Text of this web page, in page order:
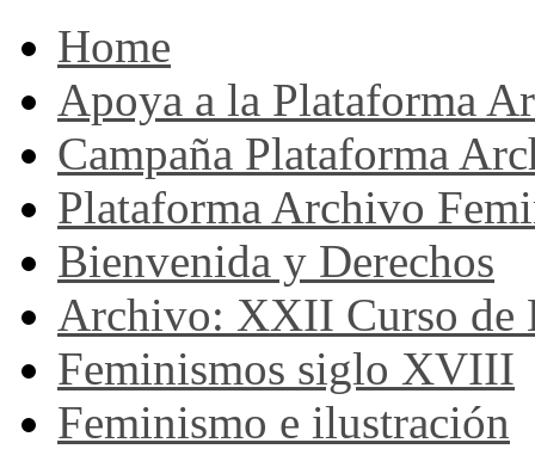
Home
Apoya a la Plataforma
Campaña Plataforma
Plataforma Archivo
Bienvenida y Derechos
Archivo: XXII Curso de
Feminismos siglo XVIII
Feminismo e ilustración